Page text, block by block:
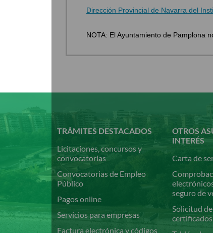
Dirección Provincial de Navarra del
NOTA: El Ayuntamiento de Pamplona
contenido
principal
TRÁMITES DESTACADOS
Licitaciones, concursos y
convocatorias
Convocatorias de Empleo
Público
Pagos online
Servicios para empresas
Factura electrónica y códigos
OTROS
INTERÉS
Carta de
seguro de
Solicitud
certificados